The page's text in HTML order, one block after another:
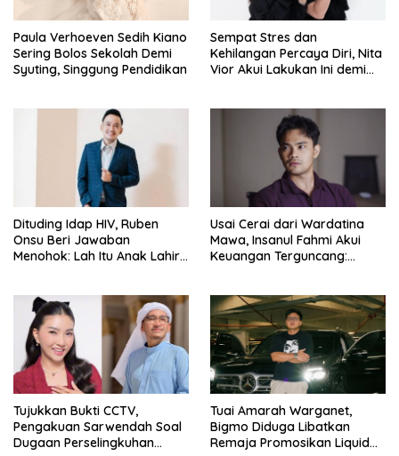
Paula Verhoeven Sedih Kiano
Sering Bolos Sekolah Demi
Syuting, Singgung Pendidikan
Sempat Stres dan
Kehilangan Percaya Diri, Nita
Vior Akui Lakukan Ini demi
Dituding Idap HIV, Ruben
Onsu Beri Jawaban
Menohok: Lah Itu Anak Lahir
Usai Cerai dari Wardatina
Mawa, Insanul Fahmi Akui
Keuangan Terguncang:
Tujukkan Bukti CCTV,
Pengakuan Sarwendah Soal
Dugaan Perselingkuhan
Tuai Amarah Warganet,
Bigmo Diduga Libatkan
Remaja Promosikan Liquid